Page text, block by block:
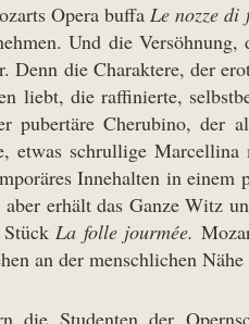
Opera buffaLe nozze di
Und die
Denn die Charaktere, der
liebt, die raffinierte,
pubertäre Cherubino, der
etwas schrullige
Innehalten in
erhält das Ganze Witz
StückLa folle jourmée.
an der menschlichen
die Studenten der